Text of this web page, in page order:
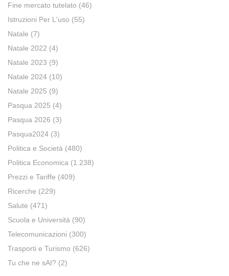
Fine mercato tutelato (46)
Istruzioni Per L'uso (55)
Natale (7)
Natale 2022 (4)
Natale 2023 (9)
Natale 2024 (10)
Natale 2025 (9)
Pasqua 2025 (4)
Pasqua 2026 (3)
Pasqua2024 (3)
Politica e Società (480)
Politica Economica (1.238)
Prezzi e Tariffe (409)
Ricerche (229)
Salute (471)
Scuola e Università (90)
Telecomunicazioni (300)
Trasporti e Turismo (626)
Tu che ne sAI? (2)